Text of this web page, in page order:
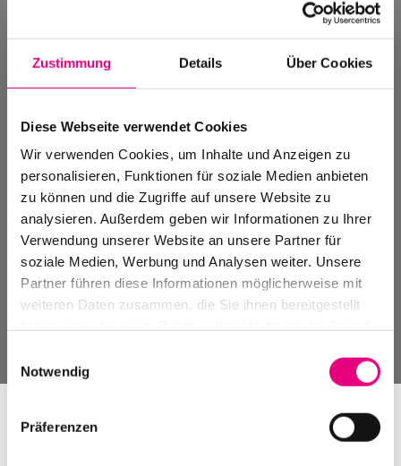
Zustimmung Details Über Cookies
Diese Webseite verwendet Cookies
Wir verwenden Cookies, um Inhalte und Anzeigen zu
personalisieren, Funktionen für soziale Medien anbieten
zu können und die Zugriffe auf unsere Website zu
analysieren. Außerdem geben wir Informationen zu Ihrer
Verwendung unserer Website an unsere Partner für
soziale Medien, Werbung und Analysen weiter. Unsere
Partner führen diese Informationen möglicherweise mit
weiteren Daten zusammen, die Sie ihnen bereitgestellt
Notwendig
Präferenzen
Events Archive
Past events, festivals, and venues